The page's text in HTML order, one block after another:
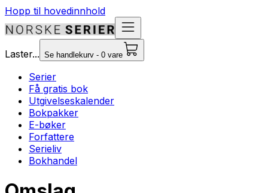
Hopp til hovedinnhold
Laster... Se handlekurv - 0 vare
Serier
Få gratis bok
Utgivelseskalender
Bokpakker
E-bøker
Forfattere
Serieliv
Bokhandel